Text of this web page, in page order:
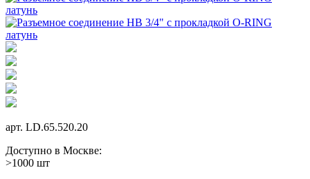
арт. LD.65.520.20
Доступно в Москве:
>1000 шт